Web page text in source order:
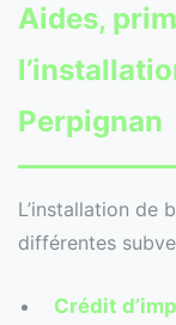
Aides,
Perpignan
L’installation de
différentes
Crédit